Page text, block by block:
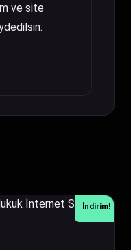
ve site
İndirim!